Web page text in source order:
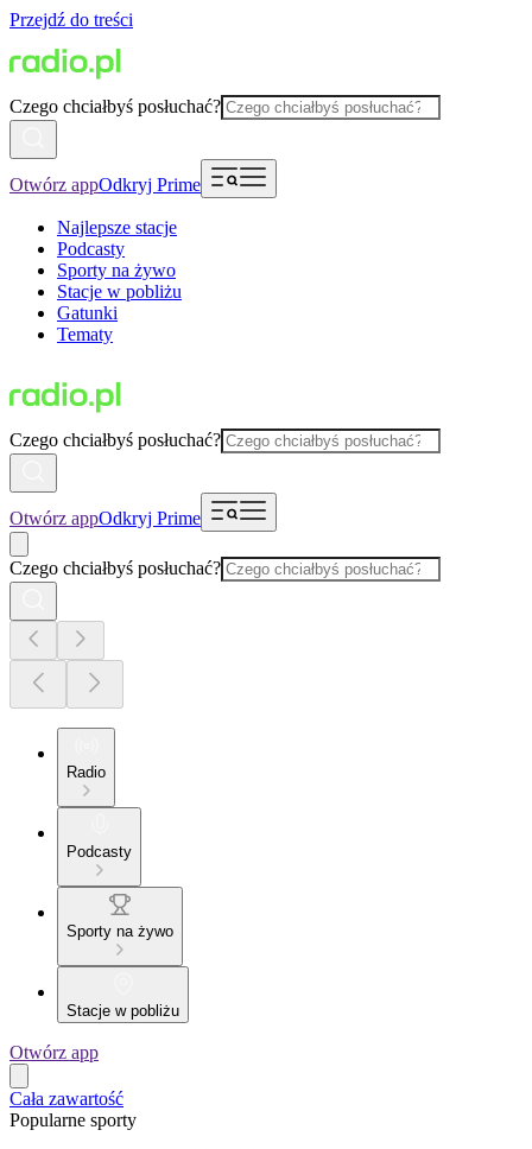
Przejdź do treści
Czego chciałbyś posłuchać?
Otwórz appOdkryj Prime
Najlepsze stacje
Podcasty
Sporty na żywo
Stacje w pobliżu
Gatunki
Tematy
Czego chciałbyś posłuchać?
Otwórz appOdkryj Prime
Czego chciałbyś posłuchać?
Radio
Podcasty
Sporty na żywo
Stacje w pobliżu
Otwórz app
Cała zawartość
Popularne sporty